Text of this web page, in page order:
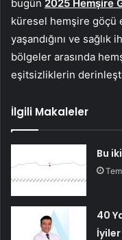
bugün 2025 Hemşire
küresel hemşire
yaşandığını ve sağlık
bölgeler arasında
eşitsizliklerin
İlgili Makaleler
Bu
40
İyiler